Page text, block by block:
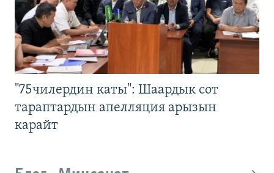
"75чилердин каты": Шаардык сот
тараптардын апелляция арызын
карайт